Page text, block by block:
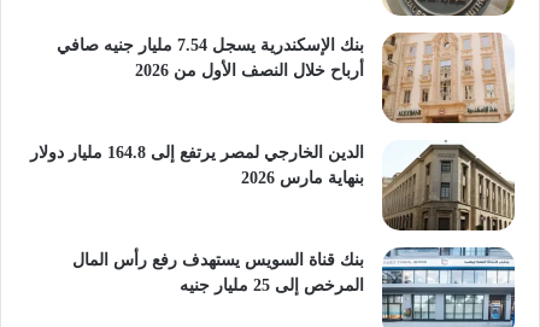
بنك الإسكندرية يسجل 7.54 مليار جنيه صافي
أرباح خلال النصف الأول من 2026
الدين الخارجي لمصر يرتفع إلى 164.8 مليار دولار
بنهاية مارس 2026
بنك قناة السويس يستهدف رفع رأس المال
المرخص إلى 25 مليار جنيه